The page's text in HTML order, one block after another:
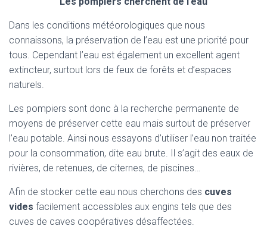
Dans les conditions météorologiques que nous
connaissons, la préservation de l’eau est une priorité pour
tous. Cependant l’eau est également un excellent agent
extincteur, surtout lors de feux de forêts et d’espaces
naturels.
Les pompiers sont donc à la recherche permanente de
moyens de préserver cette eau mais surtout de préserver
l’eau potable. Ainsi nous essayons d’utiliser l’eau non traitée
pour la consommation, dite eau brute. Il s’agit des eaux de
rivières, de retenues, de citernes, de piscines…
Afin de stocker cette eau nous cherchons des cuves
vides facilement accessibles aux engins tels que des
cuves de caves coopératives désaffectées.